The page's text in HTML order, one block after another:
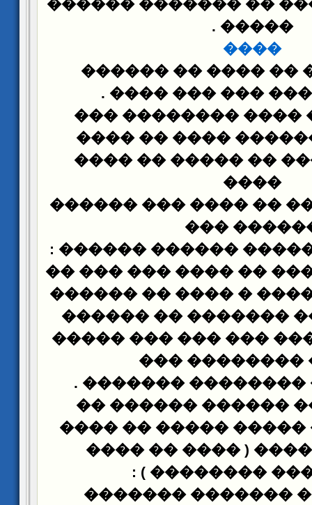
������ ������ ��
�����
.
����
����� ��� �� ����
������ ��� ���
.
�� ��� ��� ����
������� ������
����� ����� ��
����
�� ������ ��� ��
������
����� �� �������
:
���� �� ��� ��� ��
���� ���� ����� �
����� �����
���� �������� ���
����
������ ��������
.
���� ����� ������
����� ���� �����
(
���� �� ����
�������
) :
��� ���� �������